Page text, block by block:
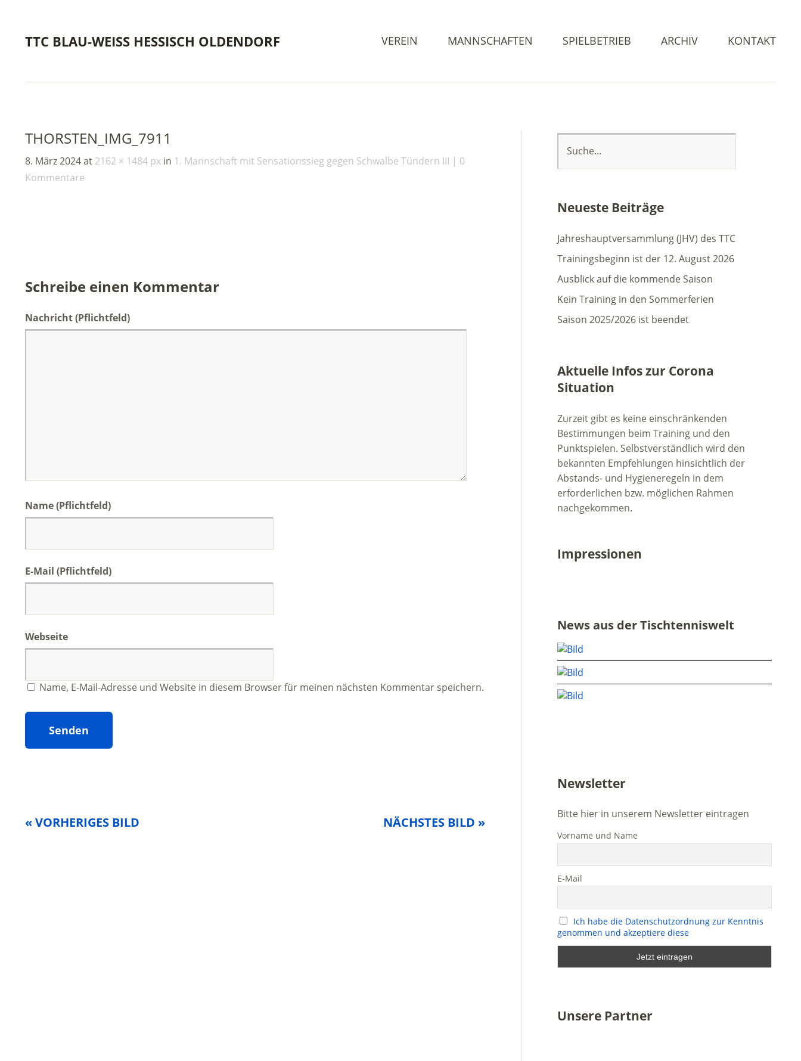
TTC BLAU-WEISS HESSISCH OLDENDORF VEREIN MANNSCHAFTEN SPIELBETRIEB ARCHIV KONTAKT
THORSTEN_IMG_7911
8. März 2024at 2162 × 1484 px in 1. Mannschaft mit Sensationssieg gegen Schwalbe Tündern III
0
Kommentare
Schreibe einen Kommentar
Nachricht(Pflichtfeld)
Name(Pflichtfeld)
E-Mail (Pflichtfeld)
Webseite
Name, E-Mail-Adresse und Website in diesem Browser für meinen nächsten Kommentar speichern.
« VORHERIGES BILD NÄCHSTES BILD »
Neueste Beiträge
Jahreshauptversammlung (JHV) des TTC
Trainingsbeginn ist der 12. August 2026
Ausblick auf die kommende Saison
Kein Training in den Sommerferien
Saison 2025/2026 ist beendet
Aktuelle Infos zur Corona
Situation
Zurzeit gibt es keine einschränkenden
Bestimmungen beim Training und den
Punktspielen. Selbstverständlich wird den
bekannten Empfehlungen hinsichtlich der
Abstands- und Hygieneregeln in dem
erforderlichen bzw. möglichen Rahmen
nachgekommen.
Impressionen
News aus der Tischtenniswelt
Newsletter
Bitte hier in unserem Newsletter eintragen
Vorname und Name
E-Mail
Ich habe die Datenschutzordnung zur Kenntnis
genommen und akzeptiere diese
Unsere Partner